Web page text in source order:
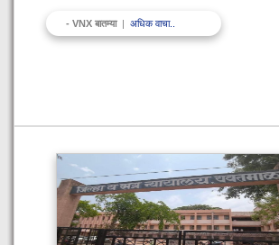
- VNX बातम्या अधिक वाचा..